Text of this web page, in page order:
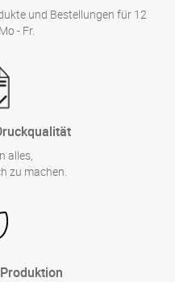
und Bestellungen für 12
- Fr.
alles,
zu machen.